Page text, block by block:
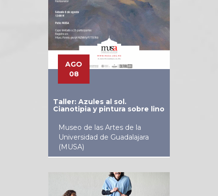
AGO
08
Taller: Azules al sol.
Cianotipia y pintura sobre lino
Museo de las Artes de la
Universidad de Guadalajara
(MUSA)